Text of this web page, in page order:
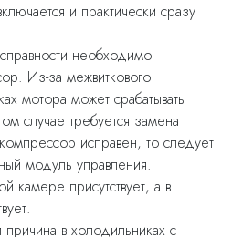
и практически сразу
необходимо
Из-за межвиткового
мотора может срабатывать
случае требуется замена
исправен, то следует
модуль управления.
камере присутствует, а в
в холодильниках с